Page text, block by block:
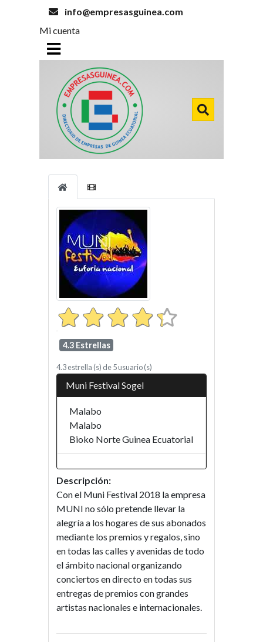
info@empresasguinea.com
Mi cuenta
4.3 Estrellas
4.3estrella (s) de5usuario (s)
Muni Festival Sogel
Malabo
Malabo
Bioko NorteGuinea Ecuatorial
Descripción:
Con el Muni Festival 2018 la empresa
MUNI no sólo pretende llevar la
alegría a los hogares de sus abonados
mediante los premios y regalos, sino
en todas las calles y avenidas de todo
el ámbito nacional organizando
conciertos en directo en todas sus
entregas de premios con grandes
artistas nacionales e internacionales.